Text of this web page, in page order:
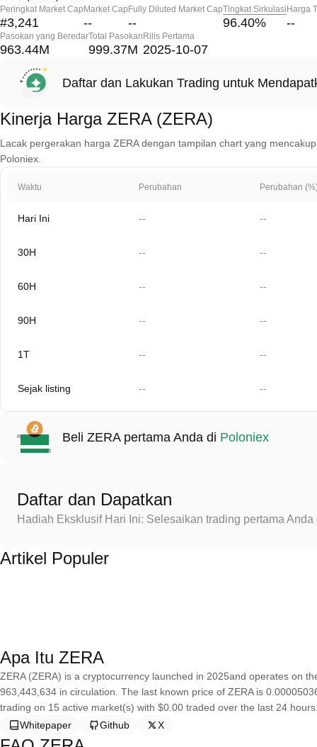
Peringkat Market Cap
#3,241
Market Cap
--
Fully Diluted Market Cap
--
Tingkat Sirkulasi
96.40%
Harga
--
Pasokan yang Beredar
963.44M
Total Pasokan
999.37M
Rilis Pertama
2025-10-07
Daftar dan Lakukan Trading untuk
Kinerja Harga ZERA (ZERA)
Lacak pergerakan harga ZERA dengan tampilan chart yang
Poloniex.
Waktu Perubahan Perubahan
Hari Ini -- --
30H -- --
60H -- --
90H -- --
1T -- --
Sejak listing -- --
Beli ZERA pertama Anda di Poloniex
Daftar dan Dapatkan
Hadiah Eksklusif Hari Ini: Selesaikan trading pertama
Artikel Populer
Apa Itu ZERA
ZERA (ZERA) is a cryptocurrency launched in 2025and operates on
963,443,634 in circulation. The last known price of ZERA is
trading on 15 active market(s) with $0.00 traded over the last 24
Whitepaper
Github X